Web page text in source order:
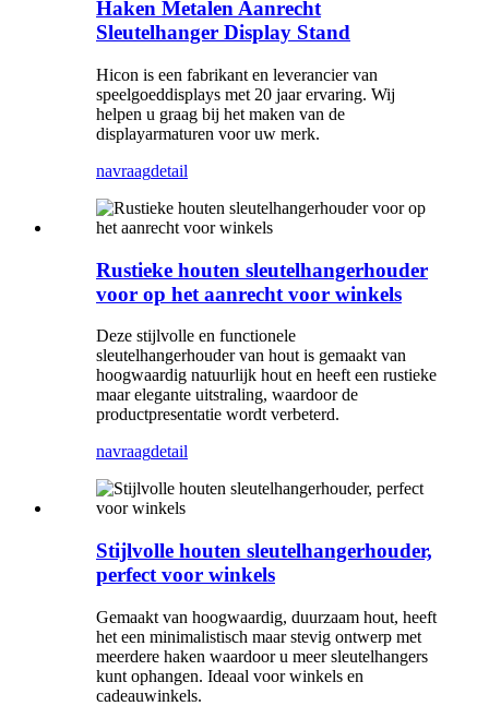
Haken Metalen Aanrecht
Sleutelhanger Display Stand
Hicon is een fabrikant en leverancier van
speelgoeddisplays met 20 jaar ervaring. Wij
helpen u graag bij het maken van de
displayarmaturen voor uw merk.
navraagdetail
Rustieke houten sleutelhangerhouder
voor op het aanrecht voor winkels
Deze stijlvolle en functionele
sleutelhangerhouder van hout is gemaakt van
hoogwaardig natuurlijk hout en heeft een rustieke
maar elegante uitstraling, waardoor de
productpresentatie wordt verbeterd.
navraagdetail
Stijlvolle houten sleutelhangerhouder,
perfect voor winkels
Gemaakt van hoogwaardig, duurzaam hout, heeft
het een minimalistisch maar stevig ontwerp met
meerdere haken waardoor u meer sleutelhangers
kunt ophangen. Ideaal voor winkels en
cadeauwinkels.